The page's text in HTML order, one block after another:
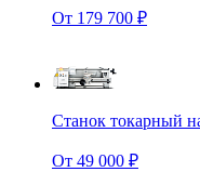
От 179 700 ₽
Станок токарный
От 49 000 ₽